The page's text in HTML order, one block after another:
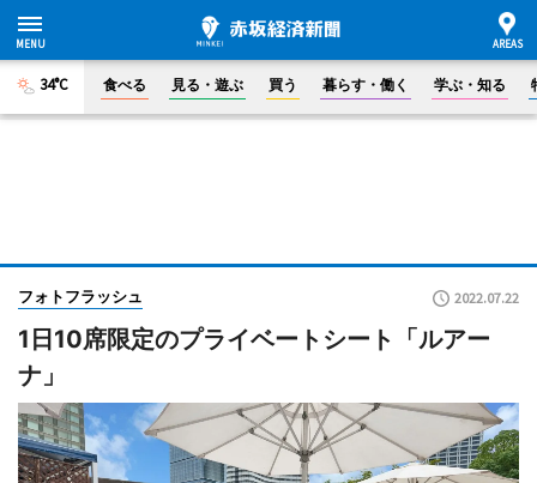
34°C 食べる 見る・遊ぶ 買う 暮らす・働く 学ぶ・知る
フォトフラッシュ 2022.07.22
1日10席限定のプライベートシート「ルアー
ナ」